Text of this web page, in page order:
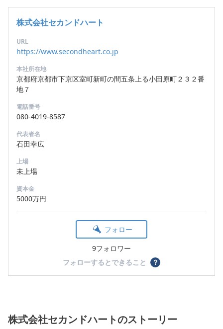
株式会社セカンドハート
URL
https://www.secondheart.co.jp
本社所在地
京都府京都市下京区室町新町の間五条上る小田原町２３２番
地７
電話番号
080-4019-8587
代表者名
石田幸広
上場
未上場
資本金
5000万円
フォロー
9フォロワー
フォローするとできること
？
株式会社セカンドハートのストーリー